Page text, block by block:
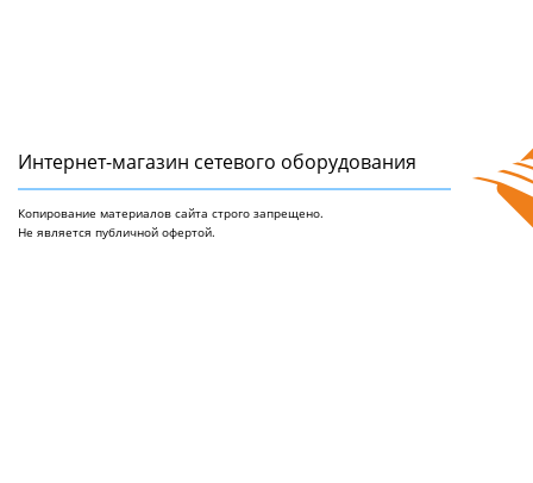
Интернет-магазин сетeвого оборудования
Копирование материалов сайта строго запрещено.
Не является публичной офертой.